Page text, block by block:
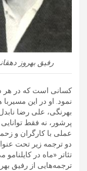
رفیق بهروز
کسانی است که در هر
نمود. او در این
بهرنگی، علی رضا
پرشور، نه فقط
عملی با کارگران و
دو ترجمه زیر تحت
تئاتر «ماه در
ترجمه‌هایی از رفیق